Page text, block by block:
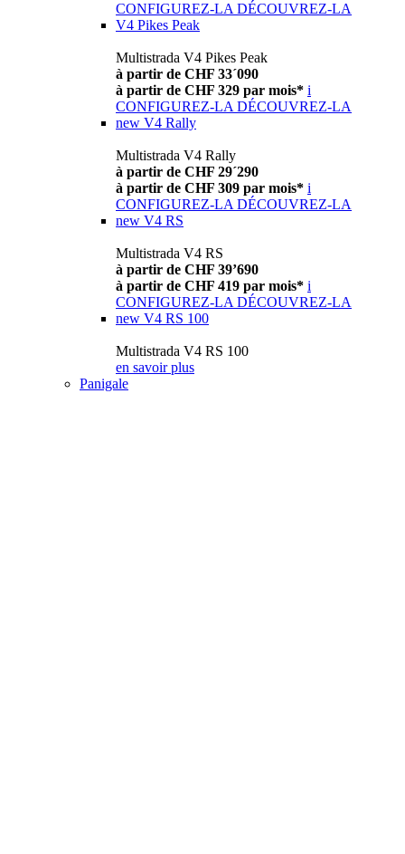
CONFIGUREZ-LA DÉCOUVREZ-LA
V4 Pikes Peak
Multistrada V4 Pikes Peak
à partir de CHF 33´090
à partir de CHF 329 par mois* i
CONFIGUREZ-LA DÉCOUVREZ-LA
new V4 Rally
Multistrada V4 Rally
à partir de CHF 29´290
à partir de CHF 309 par mois* i
CONFIGUREZ-LA DÉCOUVREZ-LA
new V4 RS
Multistrada V4 RS
à partir de CHF 39’690
à partir de CHF 419 par mois* i
CONFIGUREZ-LA DÉCOUVREZ-LA
new V4 RS 100
Multistrada V4 RS 100
en savoir plus
Panigale